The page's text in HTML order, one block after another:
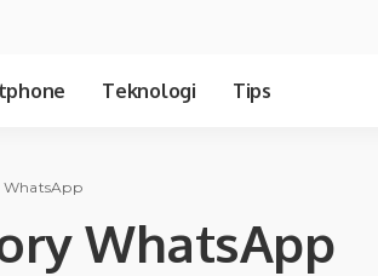
Teknologi Tips
WhatsApp
WhatsApp